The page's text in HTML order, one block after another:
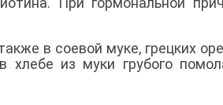
в соевой муке, грецких
хлебе из муки грубого